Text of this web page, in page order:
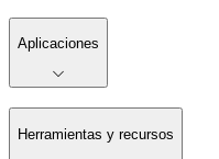
Aplicaciones
Herramientas y recursos